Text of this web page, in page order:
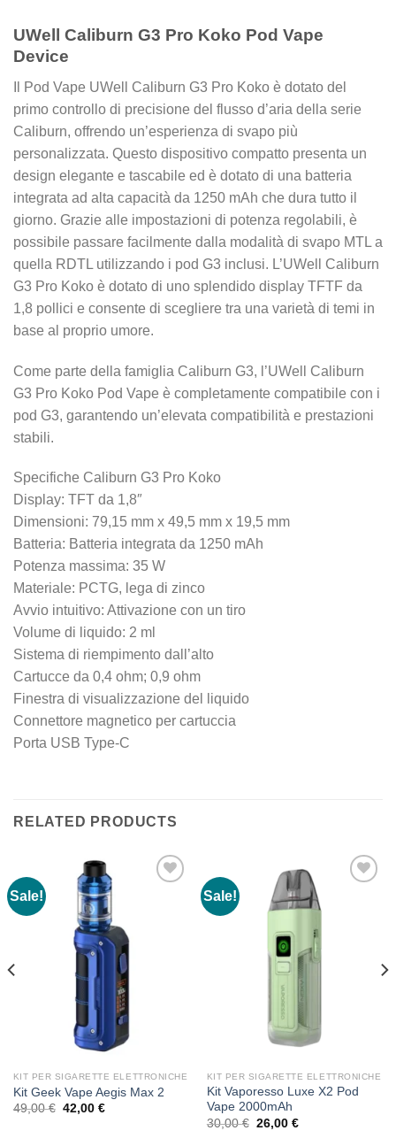
UWell Caliburn G3 Pro Koko Pod Vape
Device
Il Pod Vape UWell Caliburn G3 Pro Koko è dotato del
primo controllo di precisione del flusso d’aria della serie
Caliburn, offrendo un’esperienza di svapo più
personalizzata. Questo dispositivo compatto presenta un
design elegante e tascabile ed è dotato di una batteria
integrata ad alta capacità da 1250 mAh che dura tutto il
giorno. Grazie alle impostazioni di potenza regolabili, è
possibile passare facilmente dalla modalità di svapo MTL a
quella RDTL utilizzando i pod G3 inclusi. L’UWell Caliburn
G3 Pro Koko è dotato di uno splendido display TFTF da
1,8 pollici e consente di scegliere tra una varietà di temi in
base al proprio umore.
Come parte della famiglia Caliburn G3, l’UWell Caliburn
G3 Pro Koko Pod Vape è completamente compatibile con i
pod G3, garantendo un’elevata compatibilità e prestazioni
stabili.
Specifiche Caliburn G3 Pro Koko
Display: TFT da 1,8″
Dimensioni: 79,15 mm x 49,5 mm x 19,5 mm
Batteria: Batteria integrata da 1250 mAh
Potenza massima: 35 W
Materiale: PCTG, lega di zinco
Avvio intuitivo: Attivazione con un tiro
Volume di liquido: 2 ml
Sistema di riempimento dall’alto
Cartucce da 0,4 ohm; 0,9 ohm
Finestra di visualizzazione del liquido
Connettore magnetico per cartuccia
Porta USB Type-C
RELATED PRODUCTS
Sale!
KIT PER SIGARETTE ELETTRONICHE
Kit Geek Vape Aegis Max 2
49,00€ Original
42,00 €Current
Sale!
KIT PER SIGARETTE ELETTRONICHE
Kit Vaporesso Luxe X2 Pod
Vape 2000mAh
30,00€ Original
price
26,00 €Current